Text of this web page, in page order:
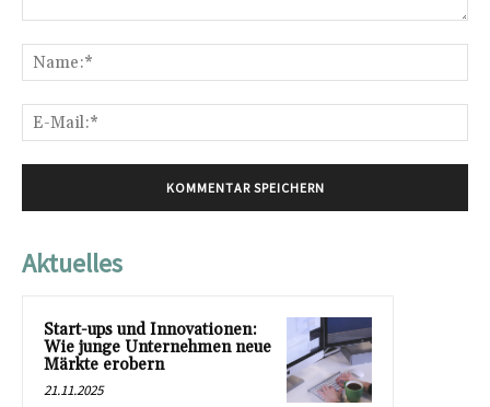
Aktuelles
Start-ups und Innovationen:
Wie junge Unternehmen neue
Märkte erobern
21.11.2025